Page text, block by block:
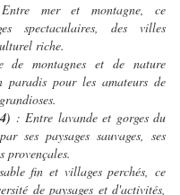
mer et montagne, ce
spectaculaires, des villes
riche.
de montagnes et de nature
paradis pour les amateurs de
: Entre lavande et gorges du
ses paysages sauvages, ses
provençales.
fin et villages perchés, ce
de paysages et d'activités,